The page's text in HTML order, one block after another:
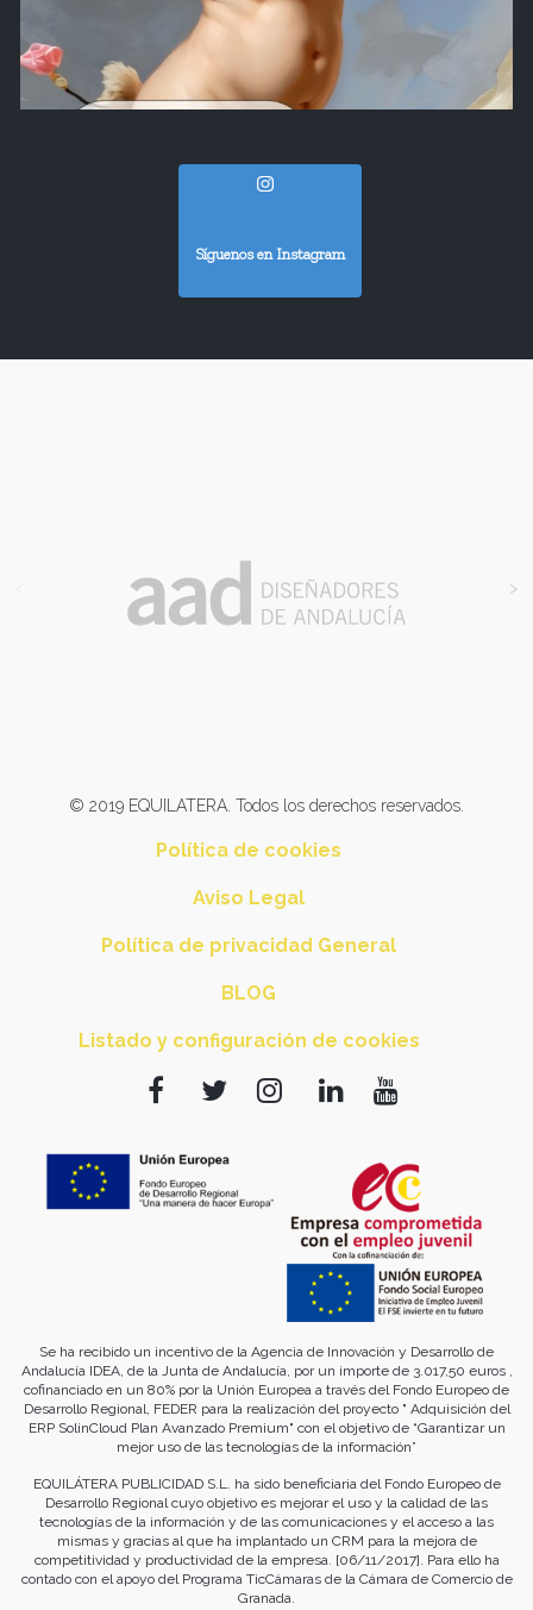
Síguenos en Instagram
>
© 2019 EQUILATERA. Todos los derechos reservados.
Política de cookies
Aviso Legal
Política de privacidad General
BLOG
Listado y configuración de cookies
Se ha recibido un incentivo de la Agencia de Innovación y Desarrollo de
Andalucía IDEA, de la Junta de Andalucía, por un importe de 3.017,50 euros ,
cofinanciado en un 80% por la Unión Europea a través del Fondo Europeo de
Desarrollo Regional, FEDER para la realización del proyecto " Adquisición del
ERP SolinCloud Plan Avanzado Premium" con el objetivo de “Garantizar un
mejor uso de las tecnologías de la información”
EQUILÁTERA PUBLICIDAD S.L. ha sido beneficiaria del Fondo Europeo de
Desarrollo Regional cuyo objetivo es mejorar el uso y la calidad de las
tecnologías de la información y de las comunicaciones y el acceso a las
mismas y gracias al que ha implantado un CRM para la mejora de
competitividad y productividad de la empresa. [06/11/2017]. Para ello ha
contado con el apoyo del Programa TicCámaras de la Cámara de Comercio de
Granada.